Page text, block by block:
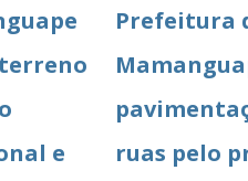
e
Prefeitura
ruas pelo